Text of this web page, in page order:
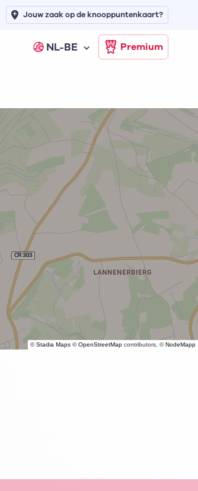
NL-BE Premium
Jouw zaak op de knooppuntenkaart?
©Stadia Maps ©OpenStreetMap contributors, ©NodeMapp